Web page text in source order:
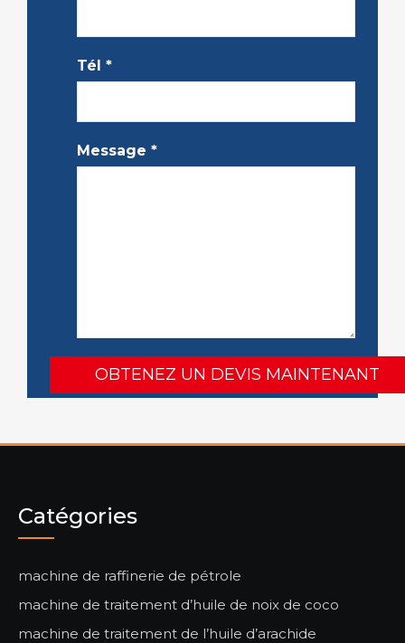
Tél *
Message *
Catégories
machine de raffinerie de pétrole
machine de traitement d’huile de noix de coco
machine de traitement de l’huile d’arachide